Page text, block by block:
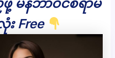
မန်ဘာဝင်စရာမ
Free